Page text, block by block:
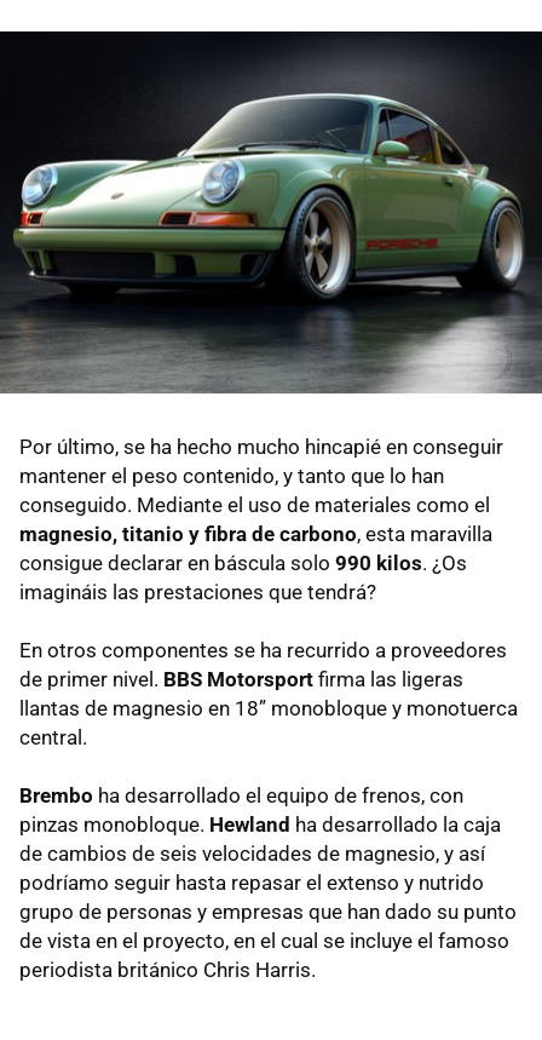
Por último, se ha hecho mucho hincapié en conseguir
mantener el peso contenido, y tanto que lo han
conseguido. Mediante el uso de materiales como el
magnesio, titanio y fibra de carbono, esta maravilla
consigue declarar en báscula solo 990 kilos. ¿Os
imagináis las prestaciones que tendrá?
En otros componentes se ha recurrido a proveedores
de primer nivel. BBS Motorsport firma las ligeras
llantas de magnesio en 18” monobloque y monotuerca
central.
Brembo ha desarrollado el equipo de frenos, con
pinzas monobloque. Hewland ha desarrollado la caja
de cambios de seis velocidades de magnesio, y así
podríamo seguir hasta repasar el extenso y nutrido
grupo de personas y empresas que han dado su punto
de vista en el proyecto, en el cual se incluye el famoso
periodista británico Chris Harris.